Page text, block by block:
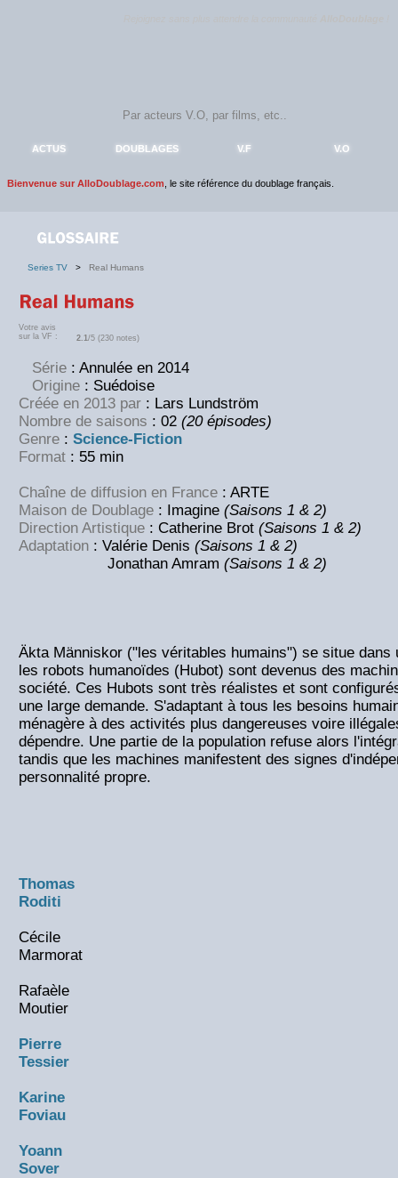
ACTUS DOUBLAGES V.F V.O
Bienvenue sur AlloDoublage.com , le site référence du doublage français.
Series TV > Real Humans
Votre avis
sur la VF :
2.1/5 (230 notes)
Série : Annulée en 2014
Origine : Suédoise
Créée en 2013 par : Lars Lundström
Nombre de saisons : 02 (20 épisodes)
Genre : Science-Fiction
Format : 55 min
Chaîne de diffusion en France : ARTE
Maison de Doublage : Imagine (Saisons 1 & 2)
Direction Artistique : Catherine Brot (Saisons 1 & 2)
Adaptation : Valérie Denis (Saisons 1 & 2)
Jonathan Amram (Saisons 1 & 2)
Äkta Människor ("les véritables humains") se situe dans
les robots humanoïdes (Hubot) sont devenus des
société. Ces Hubots sont très réalistes et sont
une large demande. S'adaptant à tous les besoins
ménagère à des activités plus dangereuses voire
dépendre. Une partie de la population refuse alors
tandis que les machines manifestent des signes
personnalité propre.
Thomas
Roditi
Cécile
Marmorat
Rafaèle
Moutier
Pierre
Tessier
Karine
Foviau
Yoann
Sover